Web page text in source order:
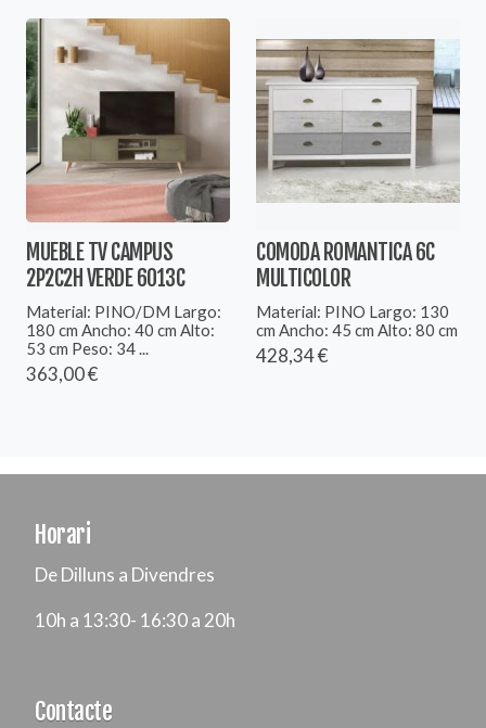
MUEBLE TV CAMPUS
2P2C2H VERDE 6013C
Material: PINO/DM Largo:
180 cm Ancho: 40 cm Alto:
53 cm Peso: 34 ...
363,00 €
COMODA ROMANTICA 6C
MULTICOLOR
Material: PINO Largo: 130
cm Ancho: 45 cm Alto: 80 cm
428,34 €
Horari
De Dilluns a Divendres
10h a 13:30- 16:30 a 20h
Contacte